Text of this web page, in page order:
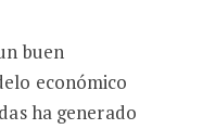
buen
económico
ha generado